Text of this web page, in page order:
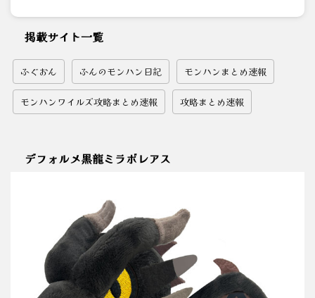
掲載サイト一覧
ふぐおん ふんのモンハン日記 モンハンまとめ速報
モンハンワイルズ攻略まとめ速報 攻略まとめ速報
デフォルメ黒龍ミラボレアス